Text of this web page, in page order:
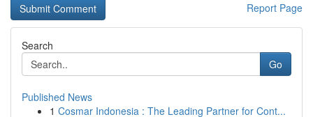
Report Page
Search
Go
Published News
1 Cosmar Indonesia : The Leading Partner for Cont...